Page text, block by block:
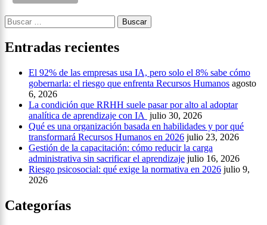
Buscar:
Entradas recientes
El 92% de las empresas usa IA, pero solo el 8% sabe cómo
gobernarla: el riesgo que enfrenta Recursos Humanos agosto
6, 2026
La condición que RRHH suele pasar por alto al adoptar
analítica de aprendizaje con IA julio 30, 2026
Qué es una organización basada en habilidades y por qué
transformará Recursos Humanos en 2026 julio 23, 2026
Gestión de la capacitación: cómo reducir la carga
administrativa sin sacrificar el aprendizaje julio 16, 2026
Riesgo psicosocial: qué exige la normativa en 2026 julio 9,
2026
Categorías